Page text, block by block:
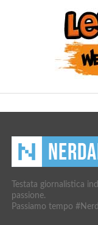
Testata giornalistica
passione.
Passiamo tempo